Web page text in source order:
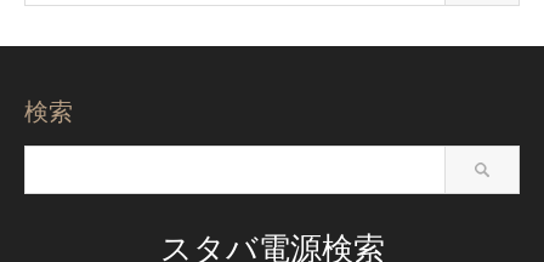
検索
スタバ電源検索